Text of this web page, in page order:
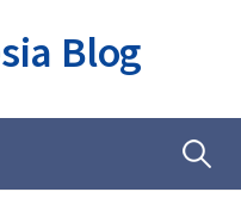
Blog
Ricerca